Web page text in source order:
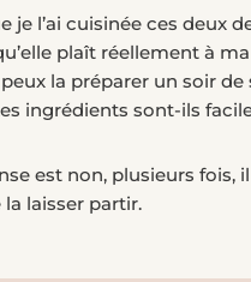
je l’ai cuisinée ces deux
plaît réellement à
la préparer un soir de
ingrédients sont-ils
est non, plusieurs fois,
la laisser partir.